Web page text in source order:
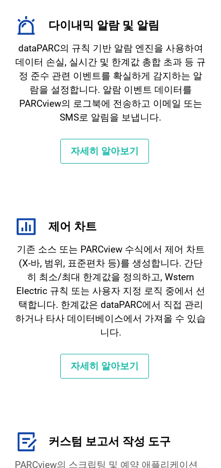
다이내믹 알람 및 알림
dataPARC의 규칙 기반 알람 엔진을 사용하여
데이터 손실, 실시간 및 한계값 총합 초과 등 규
정 준수 관련 이벤트를 확실하게 감지하는 알
람을 설정합니다. 알람 이벤트 데이터를
PARCview의 로그북에 전송하고 이메일 또는
SMS로 알림을 보냅니다.
자세히 알아보기
제어 차트
기존 소스 또는 PARCview 수식에서 제어 차트
(X-바, 범위, 표준편차 등)를 생성합니다. 간단
히 최소/최대 한계값을 정의하고, Wstern
Electric 규칙 또는 사용자 지정 로직 중에서 선
택합니다. 한계값은 dataPARC에서 직접 관리
하거나 타사 데이터베이스에서 가져올 수 있습
니다.
자세히 알아보기
커스텀 보고서 작성 도구
PARCview의 스크립팅 및 예약 애플리케이션